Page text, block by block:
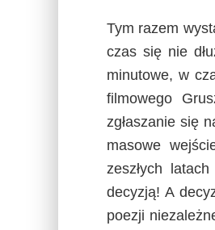
Tym razem
czas się nie
minutowe, w
filmowego
zgłaszanie się
masowe
zeszłych
decyzją! A
poezji